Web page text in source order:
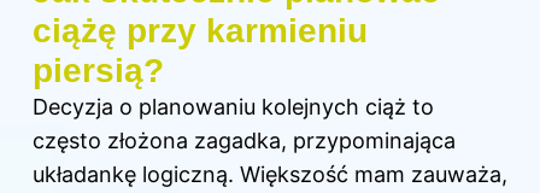
ciążę przy karmieniu
piersią?
Decyzja o planowaniu kolejnych ciąż to
często złożona zagadka, przypominająca
układankę logiczną. Większość mam zauważa,